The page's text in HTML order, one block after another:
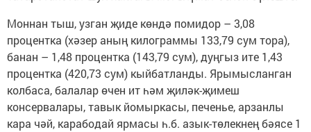
Моннан тыш, узган җиде көндә помидор – 3,08
процентка (хәзер аның килограммы 133,79 сум тора),
банан – 1,48 процентка (143,79 сум), дуңгыз ите 1,43
процентка (420,73 сум) кыйбатланды. Ярымысланган
колбаса, балалар өчен ит һәм җиләк-җимеш
консервалары, тавык йомыркасы, печенье, арзанлы
кара чәй, карабодай ярмасы һ.б. азык-төлекнең бәясе 1